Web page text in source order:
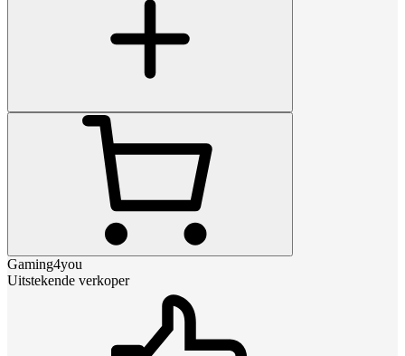
Gaming4you
Uitstekende verkoper